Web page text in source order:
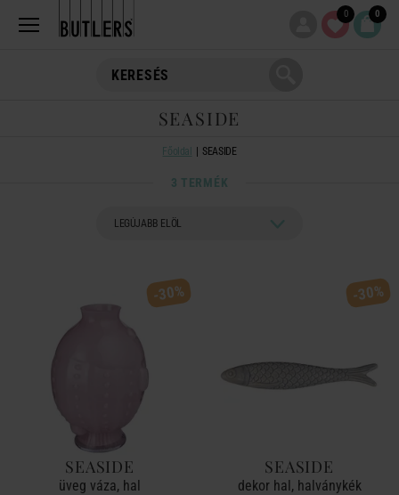
0 0
SEASIDE
Főoldal SEASIDE
3 TERMÉK
-30%
SEASIDE
üveg váza, hal
-30%
SEASIDE
dekor hal, halványkék